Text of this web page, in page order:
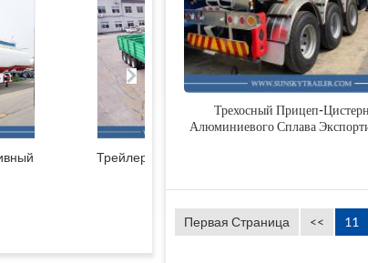
из Южной Африки
Трехосный Прицеп-
Алюминиевого Сплава
Первая Страница << 11